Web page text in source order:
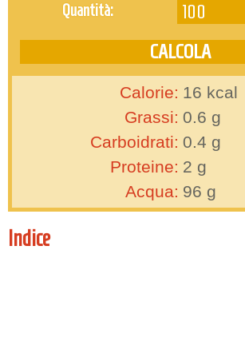
Quantità:
Calorie: 16 kcal
Grassi: 0.6 g
Carboidrati: 0.4 g
Proteine: 2 g
Acqua: 96 g
Indice